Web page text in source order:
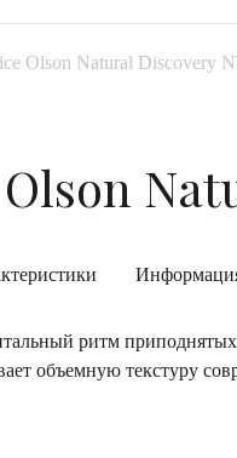
Olson Natural Discovery
ритм
объемную текстуру